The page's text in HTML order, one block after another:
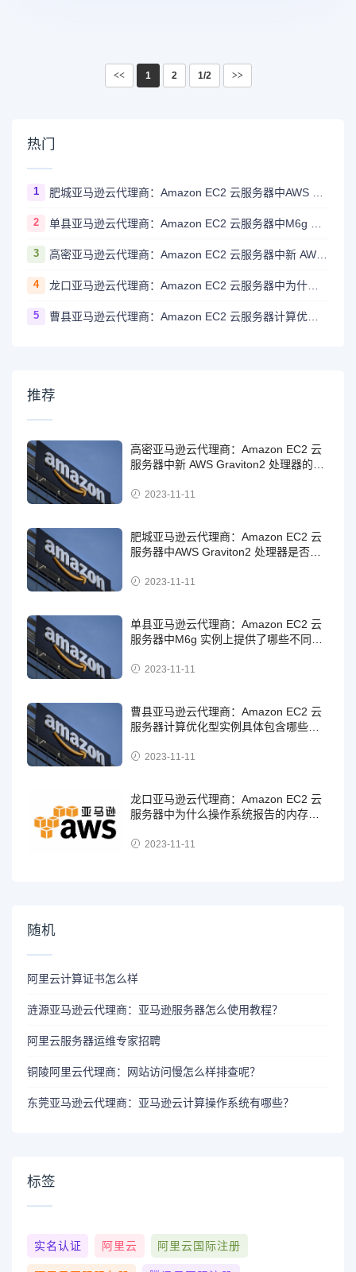
<< 1 2 1/2 >>
热门
1
2
3 高密亚马逊云代理商：Amazon EC2 云服务器中新 AWS Graviton2 处理器的规格是怎样的？
4 龙口亚马逊云代理商：Amazon EC2 云服务器中为什么操作系统报告的内存总量与宣传的实例类型内存量不完全一致？
5 曹县亚马逊云代理商：Amazon EC2 云服务器计算优化型实例具体包含哪些实例？
推荐
高密亚马逊云代理商：Amazon EC2 云
服务器中新 AWS Graviton2 处理器的规
2023-11-11
肥城亚马逊云代理商：Amazon EC2 云
服务器中AWS Graviton2 处理器是否支
2023-11-11
单县亚马逊云代理商：Amazon EC2 云
服务器中M6g 实例上提供了哪些不同的
2023-11-11
曹县亚马逊云代理商：Amazon EC2 云
服务器计算优化型实例具体包含哪些实
2023-11-11
龙口亚马逊云代理商：Amazon EC2 云
服务器中为什么操作系统报告的内存总
致？2023-11-11
随机
阿里云计算证书怎么样
涟源亚马逊云代理商：亚马逊服务器怎么使用教程？
阿里云服务器运维专家招聘
铜陵阿里云代理商：网站访问慢怎么样排查呢？
东莞亚马逊云代理商：亚马逊云计算操作系统有哪些？
标签
实名认证 阿里云 阿里云国际注册